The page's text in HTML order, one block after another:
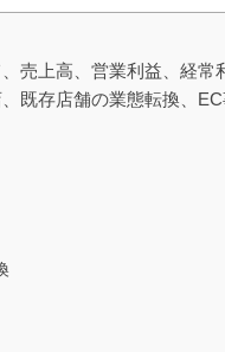
売上高、営業利益、経
既存店舗の業態転換、